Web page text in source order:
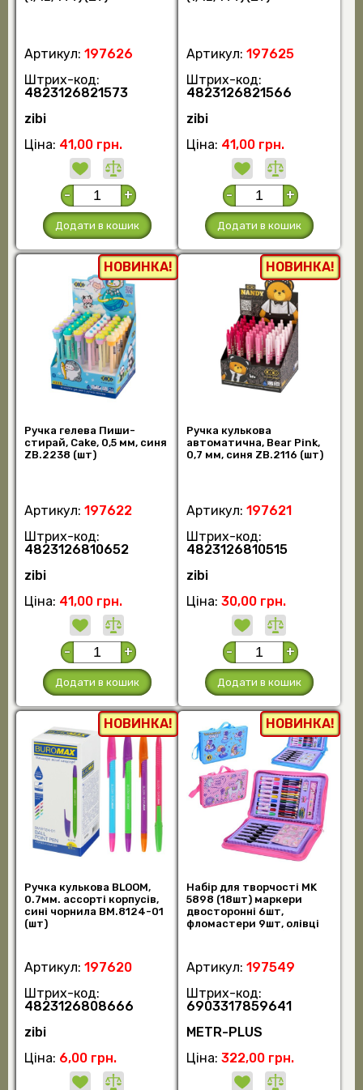
Артикул: 197626
Штрих-код:
4823126821573
zibi
Ціна: 41,00 грн.
- +
Додати в кошик
Артикул: 197625
Штрих-код:
4823126821566
zibi
Ціна: 41,00 грн.
- +
Додати в кошик
НОВИНКА!
Ручка гелева Пиши-
стирай, Cake, 0,5 мм, синя
ZB.2238 (шт)
Артикул: 197622
Штрих-код:
4823126810652
zibi
Ціна: 41,00 грн.
- +
Додати в кошик
НОВИНКА!
Ручка кулькова
автоматична, Bear Pink,
0,7 мм, синя ZB.2116 (шт)
Артикул: 197621
Штрих-код:
4823126810515
zibi
Ціна: 30,00 грн.
- +
Додати в кошик
НОВИНКА!
Ручка кулькова BLOOM,
0.7мм. ассорті корпусів,
сині чорнила BM.8124-01
(шт)
Артикул: 197620
Штрих-код:
4823126808666
zibi
Ціна: 6,00 грн.
НОВИНКА!
Набір для творчості MK
5898 (18шт) маркери
двосторонні 6шт,
фломастери 9шт, олівці
Артикул: 197549
Штрих-код:
6903317859641
METR-PLUS
Ціна: 322,00 грн.